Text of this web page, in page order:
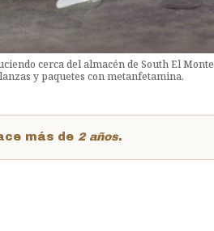
cerca del almacén de South El Monte
y paquetes con metanfetamina.
más de 2 años.